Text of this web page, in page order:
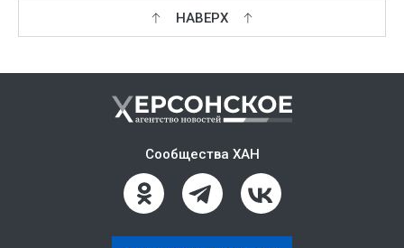
НАВЕРХ
Сообщества ХАН